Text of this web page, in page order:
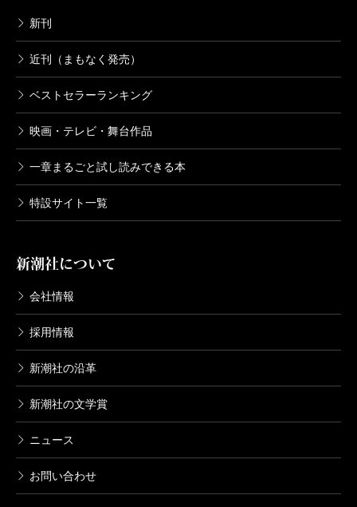
新刊
近刊（まもなく発売）
ベストセラーランキング
映画・テレビ・舞台作品
一章まるごと試し読みできる本
特設サイト一覧
新潮社について
会社情報
採用情報
新潮社の沿革
新潮社の文学賞
ニュース
お問い合わせ